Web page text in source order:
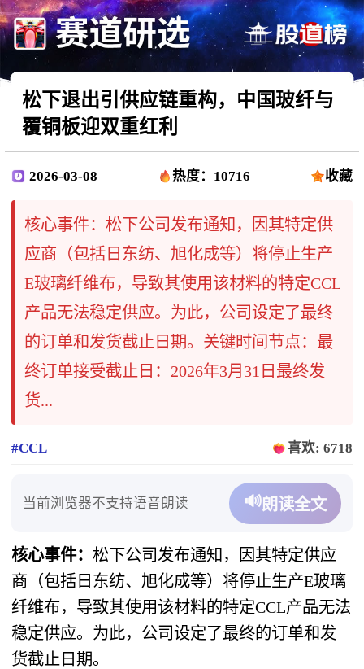
松下退出引供应链重构，中国玻纤与
覆铜板迎双重红利
2026-03-08 热度：10716 收藏
核心事件：松下公司发布通知，因其特定供
应商（包括日东纺、旭化成等）将停止生产
E玻璃纤维布，导致其使用该材料的特定CCL
产品无法稳定供应。为此，公司设定了最终
的订单和发货截止日期。关键时间节点：最
终订单接受截止日：2026年3月31日最终发
货...
#CCL 喜欢: 6718
当前浏览器不支持语音朗读 🔊朗读全文
核心事件：松下公司发布通知，因其特定供应
商（包括日东纺、旭化成等）将停止生产E玻璃
纤维布，导致其使用该材料的特定CCL产品无法
稳定供应。为此，公司设定了最终的订单和发
货截止日期。